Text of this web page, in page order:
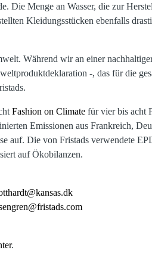
Die Menge an Wasser, die zur
Kleidungsstücken ebenfalls
Während wir an einer
-, das für die
Fashion on Climate für vier bis acht
Emissionen aus Frankreich,
auf. Die von Fristads verwendete
auf Ökobilanzen.
.